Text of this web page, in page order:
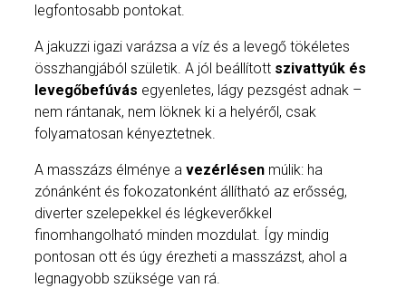
legfontosabb pontokat.
A jakuzzi igazi varázsa a víz és a levegő tökéletes
összhangjából születik. A jól beállított szivattyúk és
levegőbefúvás egyenletes, lágy pezsgést adnak –
nem rántanak, nem löknek ki a helyéről, csak
folyamatosan kényeztetnek.
A masszázs élménye avezérlésen múlik: ha
zónánként és fokozatonként állítható az erősség,
diverter szelepekkel és légkeverőkkel
finomhangolható minden mozdulat. Így mindig
pontosan ott és úgy érezheti a masszázst, ahol a
legnagyobb szüksége van rá.